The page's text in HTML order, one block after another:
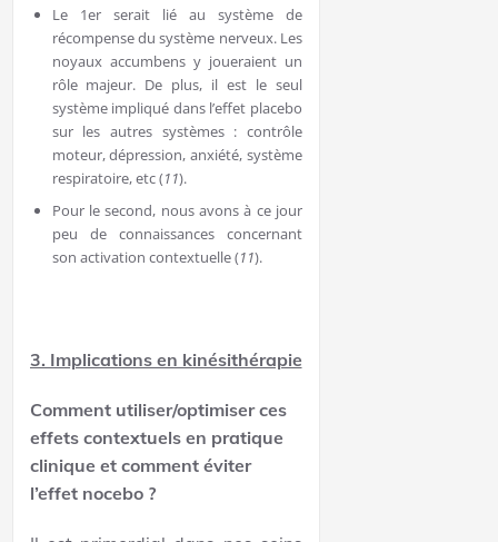
Le 1erserait lié au système de
récompense du système nerveux. Les
noyaux accumbens y joueraient un
rôle majeur. De plus, il est le seul
système impliqué dans l’effet placebo
sur les autres systèmes : contrôle
moteur, dépression, anxiété, système
respiratoire, etc (11).
Pour le second, nous avons à ce jour
peu de connaissances concernant
son activation contextuelle (11).
3. Implications en kinésithérapie
Comment utiliser/optimiser ces
effets contextuels en pratique
clinique et comment éviter
l’effet nocebo ?